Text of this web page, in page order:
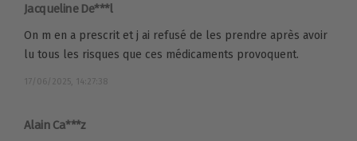
Jacqueline De***l
On m en a prescrit et j ai refusé de les prendre après avoir
lu tous les risques que ces médicaments provoquent.
17/06/2025, 14:27:38
Alain Ca***z